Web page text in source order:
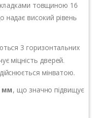
товщиною 16
надає високий рівень
3 горизонтальних
міцність дверей.
мінватою.
мм, що значно підвищує